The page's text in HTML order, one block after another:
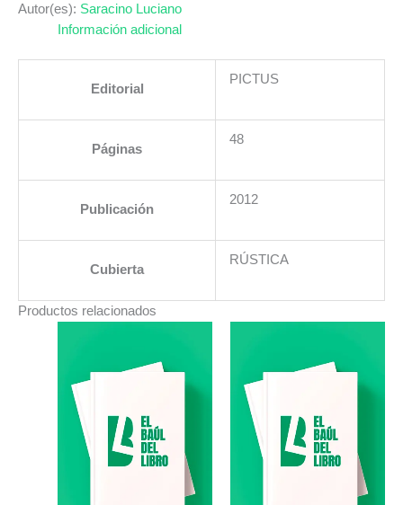
Autor(es): Saracino Luciano
Información adicional
Editorial
PICTUS
Páginas
48
Publicación
2012
Cubierta
RÚSTICA
Productos relacionados